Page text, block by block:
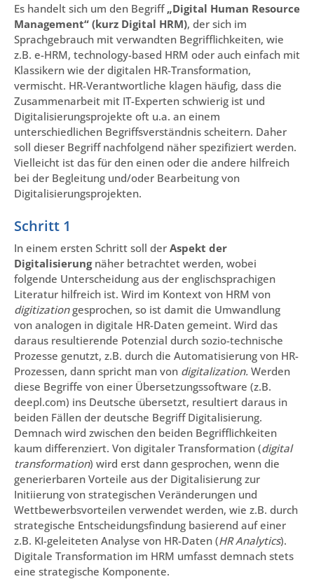
Es handelt sich um den Begriff „Digital Human Resource
Management“ (kurz Digital HRM), der sich im
Sprachgebrauch mit verwandten Begrifflichkeiten, wie
z.B. e-HRM, technology-based HRM oder auch einfach mit
Klassikern wie der digitalen HR-Transformation,
vermischt. HR-Verantwortliche klagen häufig, dass die
Zusammenarbeit mit IT-Experten schwierig ist und
Digitalisierungsprojekte oft u.a. an einem
unterschiedlichen Begriffsverständnis scheitern. Daher
soll dieser Begriff nachfolgend näher spezifiziert werden.
Vielleicht ist das für den einen oder die andere hilfreich
bei der Begleitung und/oder Bearbeitung von
Digitalisierungsprojekten.
Schritt 1
In einem ersten Schritt soll der Aspekt der
Digitalisierungnäher betrachtet werden, wobei
folgende Unterscheidung aus der englischsprachigen
Literatur hilfreich ist. Wird im Kontext von HRM von
digitizationgesprochen, so ist damit die Umwandlung
von analogen in digitale HR-Daten gemeint. Wird das
daraus resultierende Potenzial durch sozio-technische
Prozesse genutzt, z.B. durch die Automatisierung von HR-
Prozessen, dann spricht man von digitalization. Werden
diese Begriffe von einer Übersetzungssoftware (z.B.
deepl.com) ins Deutsche übersetzt, resultiert daraus in
beiden Fällen der deutsche Begriff Digitalisierung.
Demnach wird zwischen den beiden Begrifflichkeiten
kaum differenziert. Von digitaler Transformation (digital
transformation) wird erst dann gesprochen, wenn die
generierbaren Vorteile aus der Digitalisierung zur
Initiierung von strategischen Veränderungen und
Wettbewerbsvorteilen verwendet werden, wie z.B. durch
strategische Entscheidungsfindung basierend auf einer
z.B. KI-geleiteten Analyse von HR-Daten (HR Analytics).
Digitale Transformation im HRM umfasst demnach stets
eine strategische Komponente.